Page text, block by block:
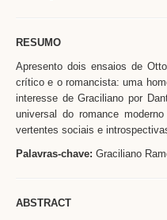
RESUMO
Apresento dois ensaios de
crítico e o romancista: uma
interesse de Graciliano por
universal do romance
vertentes sociais e
Palavras-chave: Graciliano
ABSTRACT